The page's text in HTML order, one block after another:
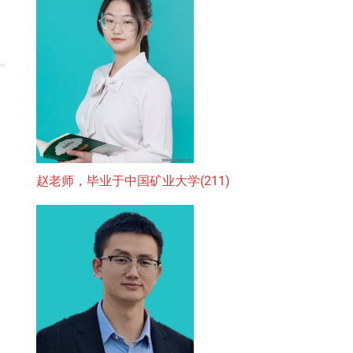
赵老师，毕业于中国矿业大学(211)